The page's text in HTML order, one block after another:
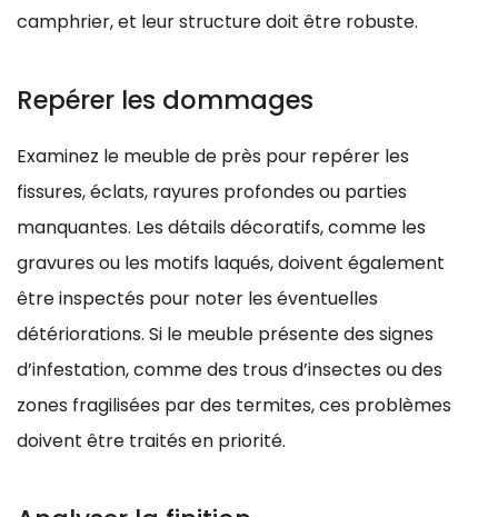
camphrier, et leur structure doit être robuste.
Repérer les dommages
Examinez le meuble de près pour repérer les
fissures, éclats, rayures profondes ou parties
manquantes. Les détails décoratifs, comme les
gravures ou les motifs laqués, doivent également
être inspectés pour noter les éventuelles
détériorations. Si le meuble présente des signes
d’infestation, comme des trous d’insectes ou des
zones fragilisées par des termites, ces problèmes
doivent être traités en priorité.